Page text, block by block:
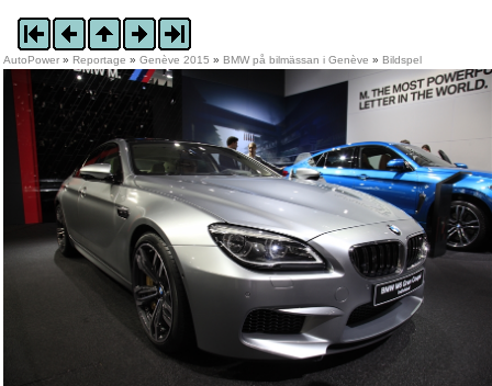
AutoPower » Reportage »Genève 2015 » BMW på bilmässan i Genève » Bildspel